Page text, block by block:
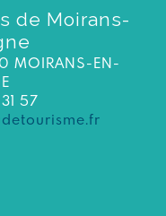
de Moirans-
MOIRANS-EN-
57